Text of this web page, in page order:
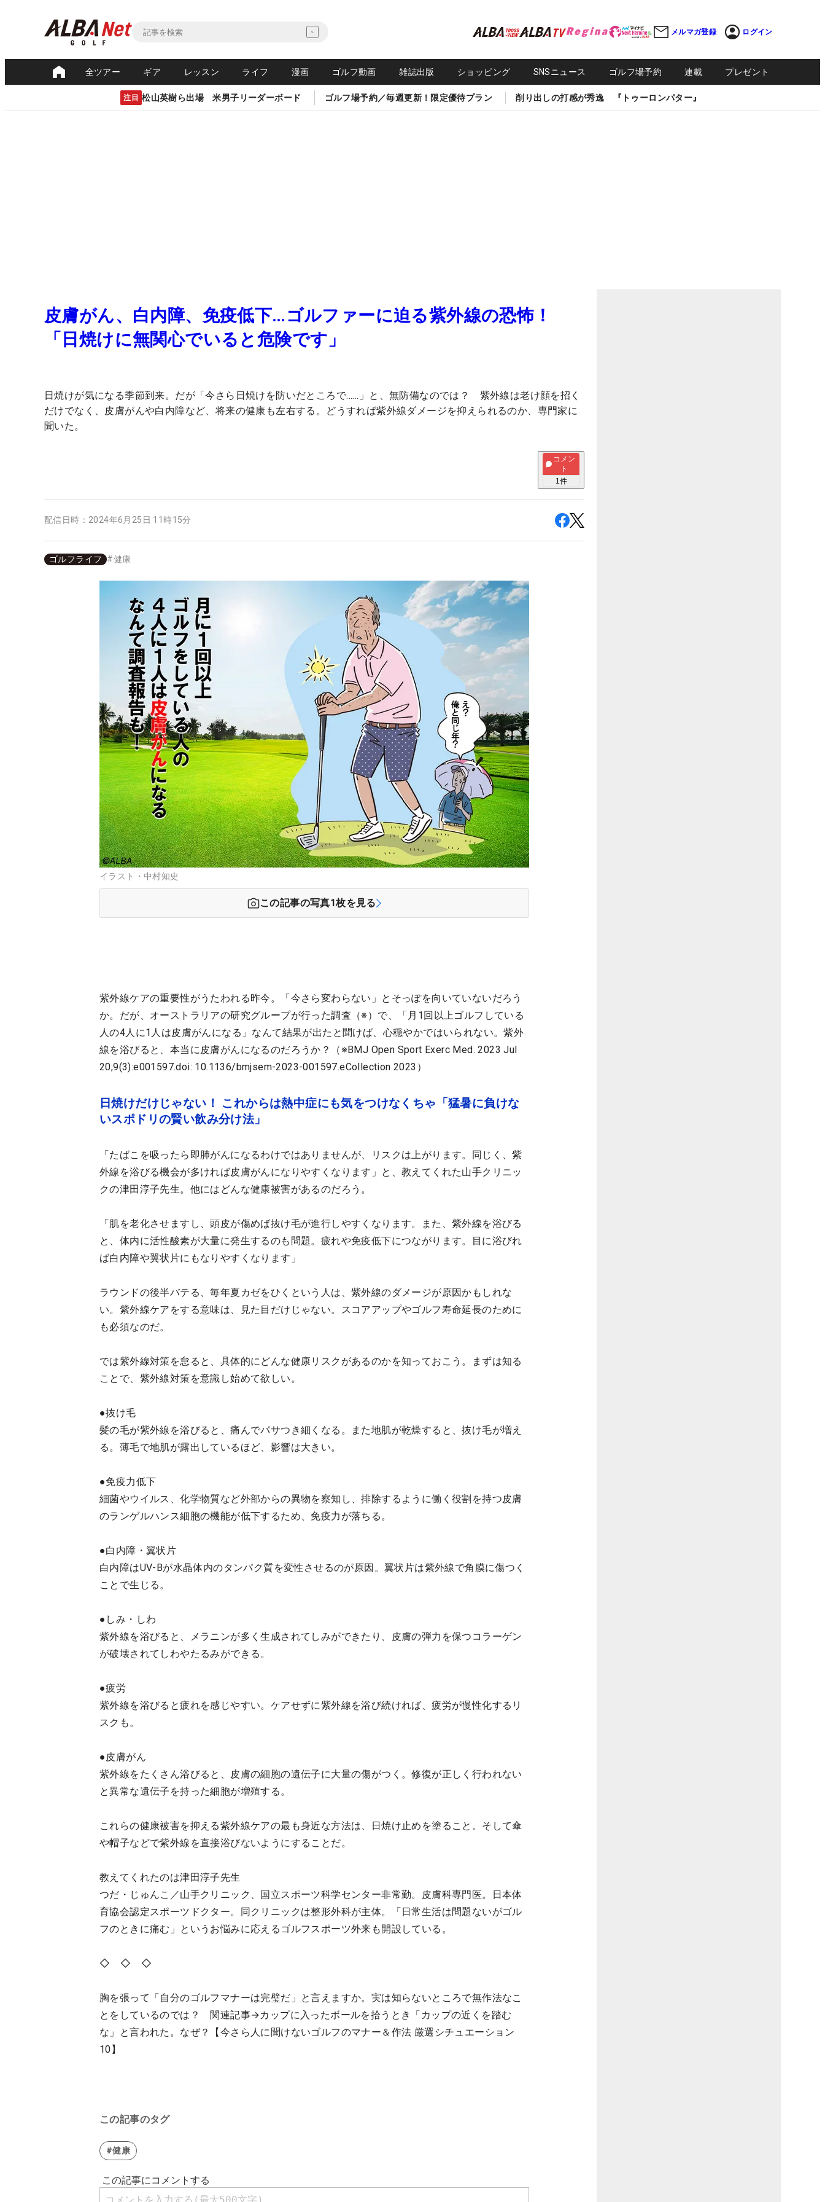
メルマガ登録 ログイン
全ツアー ギア レッスン ライフ 漫画 ゴルフ動画 雑誌出版 ショッピング SNSニュース ゴルフ場予約 連載 プレゼント
注目 松山英樹ら出場 米男子リーダーボード ゴルフ場予約／毎週更新！限定優待プラン 削り出しの打感が秀逸 『トゥーロンパター』
皮膚がん、白内障、免疫低下…ゴルファーに迫る紫外線の恐怖！
「日焼けに無関心でいると危険です」
日焼けが気になる季節到来。だが「今さら日焼けを防いだところで……」と、無防備なのでは？ 紫外線は老け顔を招く
だけでなく、皮膚がんや白内障など、将来の健康も左右する。どうすれば紫外線ダメージを抑えられるのか、専門家に
聞いた。
コメン
ト
1件
配信日時： 2024年6月25日 11時15分
ゴルフライフ #健康
イラスト・中村知史
この記事の写真1枚を見る
紫外線ケアの重要性がうたわれる昨今。「今さら変わらない」とそっぽを向いていないだろう
か。だが、オーストラリアの研究グループが行った調査（※）で、「月1回以上ゴルフしている
人の4人に1人は皮膚がんになる」なんて結果が出たと聞けば、心穏やかではいられない。紫外
線を浴びると、本当に皮膚がんになるのだろうか？（※BMJ Open Sport Exerc Med. 2023 Jul
20;9(3):e001597.doi: 10.1136/bmjsem-2023-001597.eCollection 2023）
日焼けだけじゃない！ これからは熱中症にも気をつけなくちゃ「猛暑に負けな
いスポドリの賢い飲み分け法」
「たばこを吸ったら即肺がんになるわけではありませんが、リスクは上がります。同じく、紫
外線を浴びる機会が多ければ皮膚がんになりやすくなります」と、教えてくれた山手クリニッ
クの津田淳子先生。他にはどんな健康被害があるのだろう。
「肌を老化させますし、頭皮が傷めば抜け毛が進行しやすくなります。また、紫外線を浴びる
と、体内に活性酸素が大量に発生するのも問題。疲れや免疫低下につながります。目に浴びれ
ば白内障や翼状片にもなりやすくなります」
ラウンドの後半バテる、毎年夏カゼをひくという人は、紫外線のダメージが原因かもしれな
い。紫外線ケアをする意味は、見た目だけじゃない。スコアアップやゴルフ寿命延長のために
も必須なのだ。
では紫外線対策を怠ると、具体的にどんな健康リスクがあるのかを知っておこう。まずは知る
ことで、紫外線対策を意識し始めて欲しい。
●抜け毛
髪の毛が紫外線を浴びると、痛んでパサつき細くなる。また地肌が乾燥すると、抜け毛が増え
る。薄毛で地肌が露出しているほど、影響は大きい。
●免疫力低下
細菌やウイルス、化学物質など外部からの異物を察知し、排除するように働く役割を持つ皮膚
のランゲルハンス細胞の機能が低下するため、免疫力が落ちる。
●白内障・翼状片
白内障はUV-Bが水晶体内のタンパク質を変性させるのが原因。翼状片は紫外線で角膜に傷つく
ことで生じる。
●しみ・しわ
紫外線を浴びると、メラニンが多く生成されてしみができたり、皮膚の弾力を保つコラーゲン
が破壊されてしわやたるみができる。
●疲労
紫外線を浴びると疲れを感じやすい。ケアせずに紫外線を浴び続ければ、疲労が慢性化するリ
スクも。
●皮膚がん
紫外線をたくさん浴びると、皮膚の細胞の遺伝子に大量の傷がつく。修復が正しく行われない
と異常な遺伝子を持った細胞が増殖する。
これらの健康被害を抑える紫外線ケアの最も身近な方法は、日焼け止めを塗ること。そして傘
や帽子などで紫外線を直接浴びないようにすることだ。
教えてくれたのは津田淳子先生
つだ・じゅんこ／山手クリニック、国立スポーツ科学センター非常勤。皮膚科専門医。日本体
育協会認定スポーツドクター。同クリニックは整形外科が主体。「日常生活は問題ないがゴル
フのときに痛む」というお悩みに応えるゴルフスポーツ外来も開設している。
◇ ◇ ◇
胸を張って「自分のゴルフマナーは完璧だ」と言えますか。実は知らないところで無作法なこ
とをしているのでは？ 関連記事→カップに入ったボールを拾うとき「カップの近くを踏む
な」と言われた。なぜ？【今さら人に聞けないゴルフのマナー＆作法 厳選シチュエーション
10】
この記事のタグ
#健康